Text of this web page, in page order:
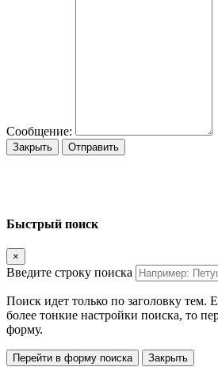
Сообщение:
Закрыть Отправить
Быстрый поиск
×
Введите строку поиска
Поиск идет только по заголовку тем.
более тонкие настройки поиска, то
форму.
Перейти в форму поиска Закрыть